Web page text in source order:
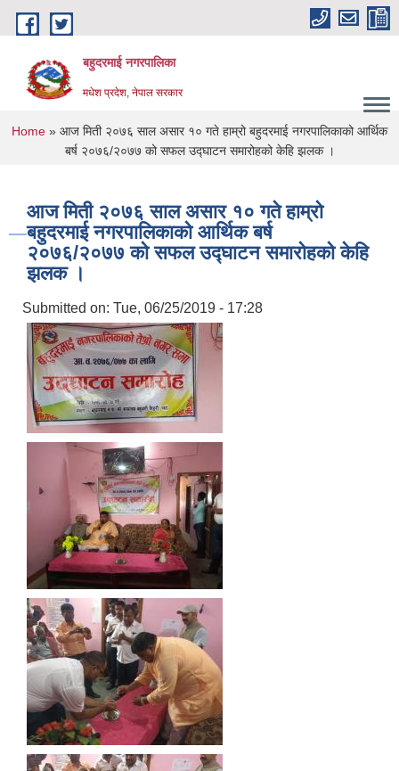
Skip to main content
बहुदरमाई नगरपालिका
मधेश प्रदेश, नेपाल सरकार
You are here
Home » आज मिती २०७६ साल असार १० गते हाम्रो बहुदरमाई नगरपालिकाको आर्थिक
बर्ष २०७६/२०७७ को सफल उद्घाटन समारोहको केहि झलक ।
आज मिती २०७६ साल असार १० गते हाम्रो
बहुदरमाई नगरपालिकाको आर्थिक बर्ष
२०७६/२०७७ को सफल उद्घाटन समारोहको केहि
झलक ।
Submitted on: Tue, 06/25/2019 - 17:28